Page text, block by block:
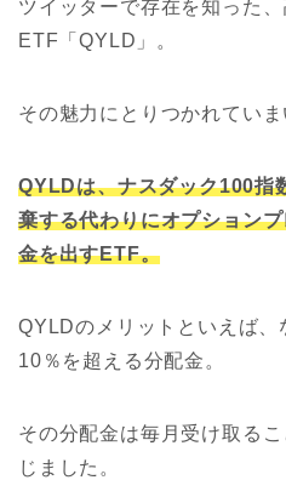
ツイッターで存在を知った、
ETF「QYLD」。
その魅力にとりつかれていま
QYLDは、ナスダック100指
棄する代わりにオプション
金を出すETF。
QYLDのメリットといえば、
10％を超える分配金。
その分配金は毎月受け取る
じました。